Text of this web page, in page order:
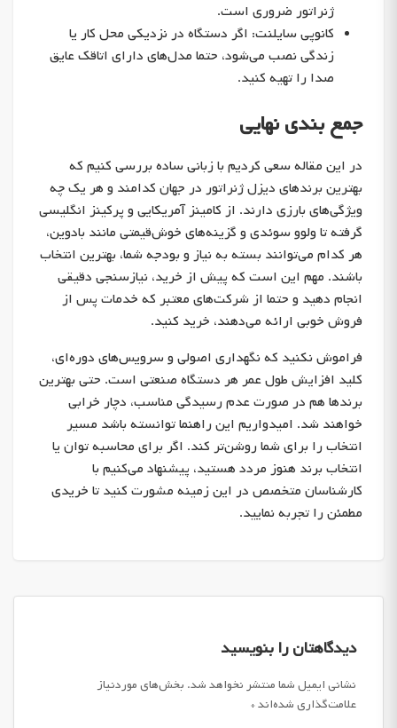
ژنراتور ضروری است.
کانوپی سایلنت: اگر دستگاه در نزدیکی محل کار یا
زندگی نصب می‌شود، حتما مدل‌های دارای اتاقک عایق
صدا را تهیه کنید.
جمع بندی نهایی
در این مقاله سعی کردیم با زبانی ساده بررسی کنیم که
بهترین برندهای دیزل ژنراتور در جهان کدامند و هر یک چه
ویژگی‌های بارزی دارند. از کامینز آمریکایی و پرکینز انگلیسی
گرفته تا ولوو سوئدی و گزینه‌های خوش‌قیمتی مانند بادوین،
هر کدام می‌توانند بسته به نیاز و بودجه شما، بهترین انتخاب
باشند. مهم این است که پیش از خرید، نیازسنجی دقیقی
انجام دهید و حتما از شرکت‌های معتبر که خدمات پس از
فروش خوبی ارائه می‌دهند، خرید کنید.
فراموش نکنید که نگهداری اصولی و سرویس‌های دوره‌ای،
کلید افزایش طول عمر هر دستگاه صنعتی است. حتی بهترین
برندها هم در صورت عدم رسیدگی مناسب، دچار خرابی
خواهند شد. امیدواریم این راهنما توانسته باشد مسیر
انتخاب را برای شما روشن‌تر کند. اگر برای محاسبه توان یا
انتخاب برند هنوز مردد هستید، پیشنهاد می‌کنیم با
کارشناسان متخصص در این زمینه مشورت کنید تا خریدی
مطمئن را تجربه نمایید.
دیدگاهتان را بنویسید
نشانی ایمیل شما منتشر نخواهد شد. بخش‌های موردنیاز
علامت‌گذاری شده‌اند*